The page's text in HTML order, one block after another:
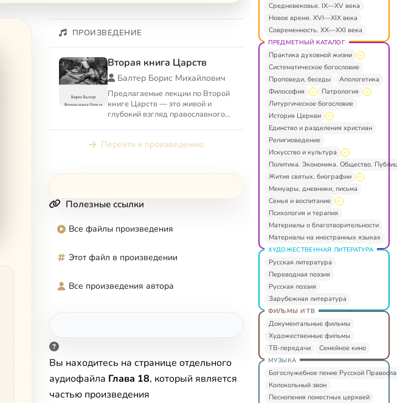
ПРОИЗВЕДЕНИЕ
Вторая книга Царств
Балтер Борис Михайлович
Предлагаемые лекции по Второй
книге Царств — это живой и
глубокий взгляд православного
авраамичес...
Перейти к произведению
Полезные ссылки
Все файлы произведения
Этот файл в произведении
Все произведения автора
Вы находитесь на странице отдельного
аудиофайла Глава 18, который является
частью произведения
Средневековье. IX—XV века
Новое время. XVI—XIX века
Современность. XX—XXI века
ПРЕДМЕТНЫЙ КАТАЛОГ
Практика духовной жизни
Систематическое богословие
Проповеди, беседы
Апологетика
Философия
Патрология
Литургическое богословие
История Церкви
Единство и разделения христиан
Религиоведение
Искусство и культура
Политика. Экономика. Общество.
Жития святых, биографии
Мемуары, дневники, письма
Семья и воспитание
Психология и терапия
Материалы о благотворительности
Материалы на иностранных языках
ХУДОЖЕСТВЕННАЯ ЛИТЕРАТУРА
Русская литература
Переводная поэзия
Русская поэзия
Зарубежная литература
ФИЛЬМЫ И ТВ
Документальные фильмы
Художественные фильмы
ТВ-передачи
Семейное кино
МУЗЫКА
Богослужебное пение Русской
Колокольный звон
Песнопения поместных церквей